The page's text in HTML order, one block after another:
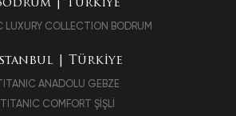
| Türkiye
LUXURY COLLECTION BODRUM
| Türkiye
ANADOLU GEBZE
TITANIC COMFORT ŞİŞLİ